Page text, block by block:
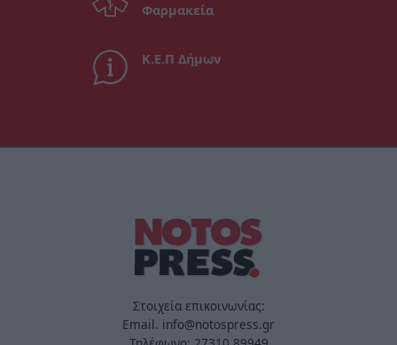
Φαρμακεία
Κ.Ε.Π Δήμων
Στοιχεία επικοινωνίας:
Email. info@notospress.gr